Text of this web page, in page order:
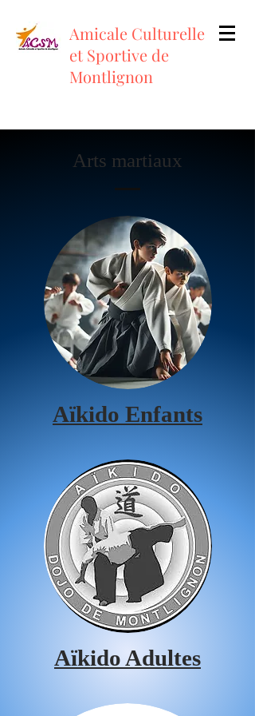
Amicale Culturelle
et Sportive de
Montlignon
Arts martiaux
Aïkido Enfants
Aïkido Adultes